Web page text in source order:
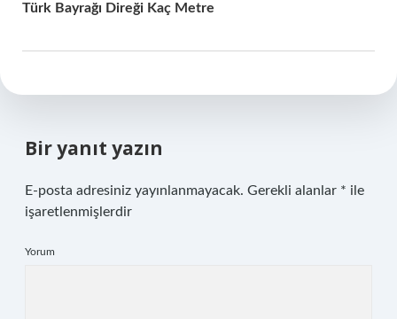
Türk Bayrağı Direği Kaç Metre
Bir yanıt yazın
E-posta adresiniz yayınlanmayacak. Gerekli alanlar * ile
işaretlenmişlerdir
Yorum